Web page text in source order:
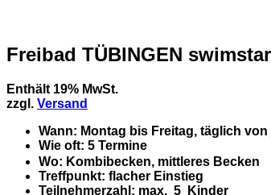
Freibad TÜBINGEN
Enthält 19% MwSt.
zzgl. Versand
Wann: Montag bis Freitag, täglich von
Wie oft: 5 Termine
Wo: Kombibecken, mittleres Becken
Treffpunkt: flacher Einstieg
Teilnehmerzahl: max. 5
Kinder